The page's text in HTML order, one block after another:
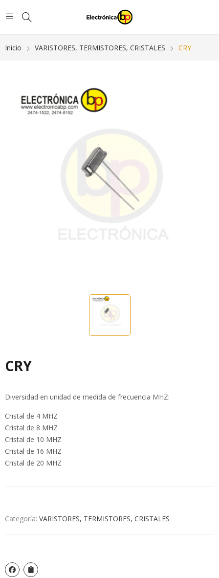
Inicio VARISTORES, TERMISTORES, CRISTALES CRY
CRY
Diversidad en unidad de medida de frecuencia MHZ:
Cristal de 4 MHZ
Cristal de 8 MHZ
Cristal de 10 MHZ
Cristal de 16 MHZ
Cristal de 20 MHZ
Categoría: VARISTORES, TERMISTORES, CRISTALES